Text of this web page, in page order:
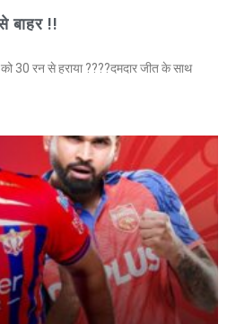
बाहर !!
30 रन से हराया ????दमदार जीत के साथ